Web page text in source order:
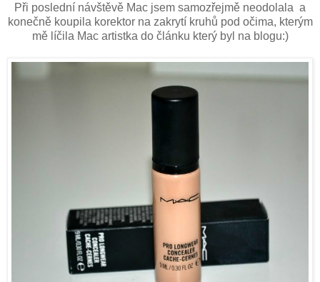
Při poslední návštěvě Mac jsem samozřejmě neodolala a
konečně koupila korektor na zakrytí kruhů pod očima, kterým
mě líčila Mac artistka do článku který byl na blogu:)